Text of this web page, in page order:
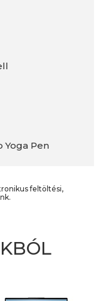
Yoga Pen
feltöltési,